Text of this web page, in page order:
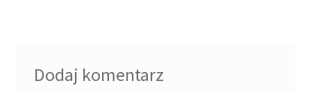
Dodaj komentarz